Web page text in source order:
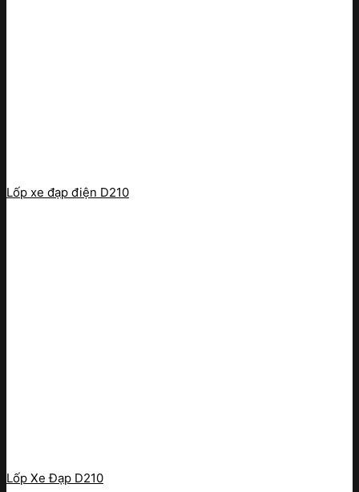
Lốp xe đạp điện D210
Lốp Xe Đạp D210